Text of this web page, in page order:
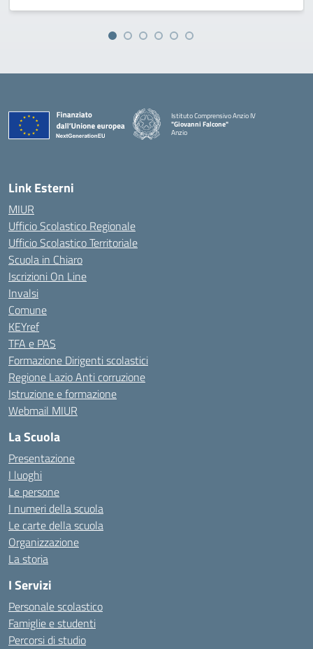
Istituto Comprensivo Anzio IV
"Giovanni Falcone"
Anzio
Link Esterni
MIUR
Ufficio Scolastico Regionale
Ufficio Scolastico Territoriale
Scuola in Chiaro
Iscrizioni On Line
Invalsi
Comune
KEYref
TFA e PAS
Formazione Dirigenti scolastici
Regione Lazio Anti corruzione
Istruzione e formazione
Webmail MIUR
La Scuola
Presentazione
I luoghi
Le persone
I numeri della scuola
Le carte della scuola
Organizzazione
La storia
I Servizi
Personale scolastico
Famiglie e studenti
Percorsi di studio